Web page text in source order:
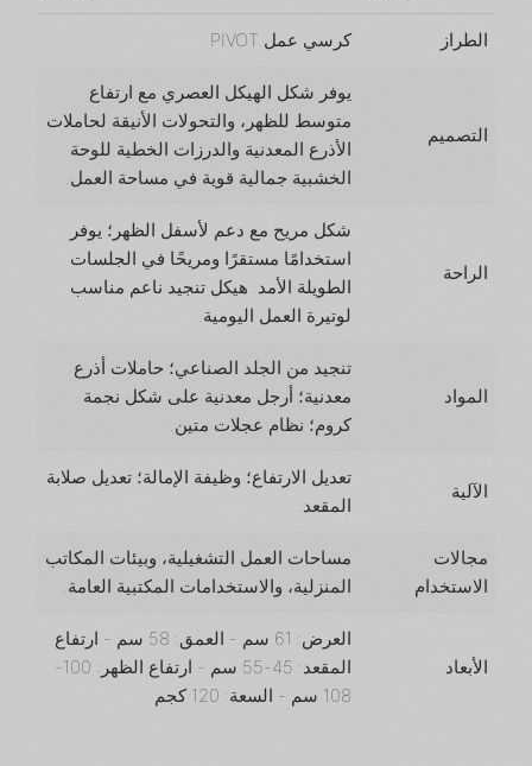
الطراز كرسي عمل PIVOT
التصميم
يوفر شكل الهيكل العصري مع ارتفاع
متوسط للظهر، والتحولات الأنيقة لحاملات
الأذرع المعدنية والدرزات الخطية للوحة
الخشبية جمالية قوية في مساحة العمل.
الراحة
شكل مريح مع دعم لأسفل الظهر؛ يوفر
استخدامًا مستقرًا ومريحًا في الجلسات
الطويلة الأمد. هيكل تنجيد ناعم مناسب
لوتيرة العمل اليومية.
المواد
تنجيد من الجلد الصناعي؛ حاملات أذرع
معدنية؛ أرجل معدنية على شكل نجمة
كروم؛ نظام عجلات متين.
الآلية
تعديل الارتفاع؛ وظيفة الإمالة؛ تعديل صلابة
المقعد.
مجالات
الاستخدام
مساحات العمل التشغيلية، وبيئات المكاتب
المنزلية، والاستخدامات المكتبية العامة.
الأبعاد
العرض: 61 سم - العمق: 58 سم - ارتفاع
المقعد: 45-55 سم - ارتفاع الظهر: 100-
108 سم - السعة: 120 كجم